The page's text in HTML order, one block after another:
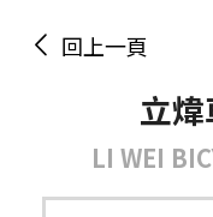
回上一頁
立
LI WEI